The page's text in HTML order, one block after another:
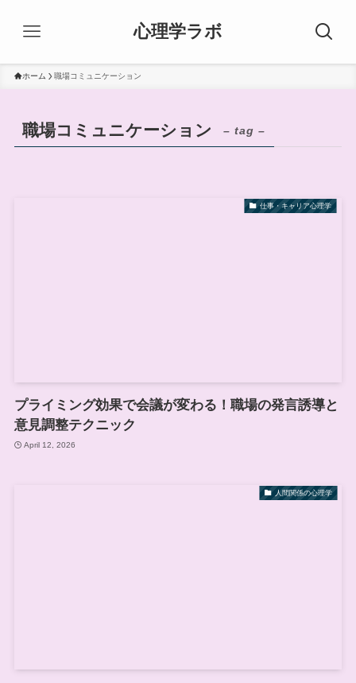
心理学ラボ
ホーム 職場コミュニケーション
職場コミュニケーション – tag –
仕事・キャリア心理学
プライミング効果で会議が変わる！職場の発言誘導と
意見調整テクニック
April 12, 2026
人間関係の心理学